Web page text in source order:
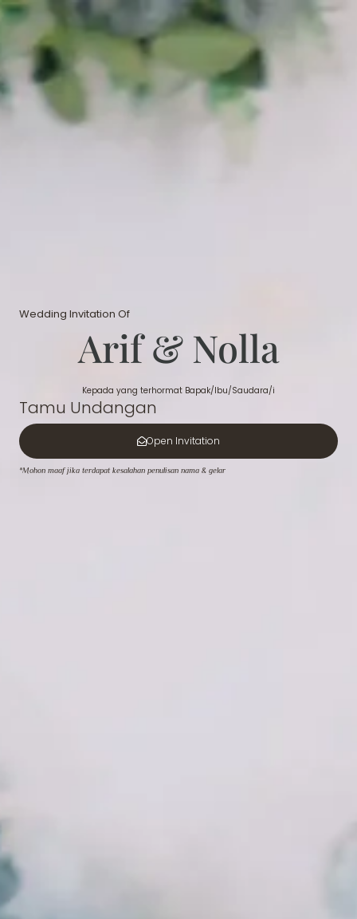
Wedding Invitation Of
Arif & Nolla
Kepada yang terhormat Bapak/Ibu/Saudara/i
Tamu Undangan
Open Invitation
*Mohon maaf jika terdapat kesalahan penulisan nama & gelar